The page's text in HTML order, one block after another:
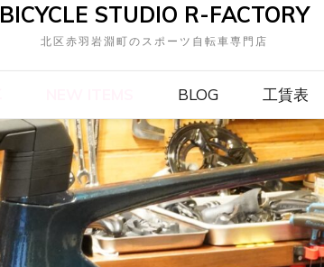
BICYCLE STUDIO R-FACTORY
北区赤羽岩淵町のスポーツ自転車専門店
BLOG 工賃表